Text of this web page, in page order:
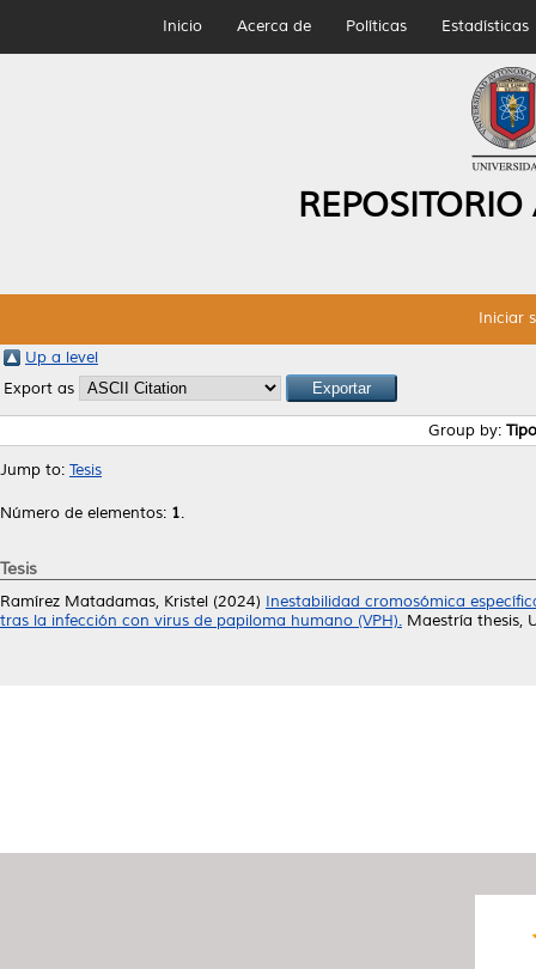
Inicio Acerca de Políticas Estadísticas
Iniciar
Up a level
Export as
Group by:
Jump to: Tesis
Número de elementos: 1.
Tesis
Ramírez Matadamas, Kristel (2024) Inestabilidad cromosómica
tras la infección con virus de papiloma humano (VPH). Maestría thesis,